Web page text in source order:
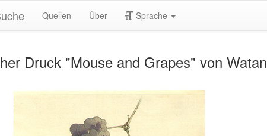
Quellen Über Sprache
Druck "Mouse and Grapes" von